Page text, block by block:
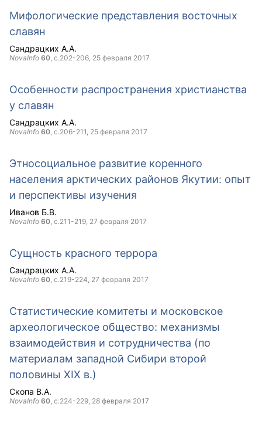
Мифологические представления восточных
славян
Сандрацких А.А.
NovaInfo 60, с.202-206, 25 февраля 2017
Особенности распространения христианства
у славян
Сандрацких А.А.
NovaInfo 60, с.206-211, 25 февраля 2017
Этносоциальное развитие коренного
населения арктических районов Якутии: опыт
и перспективы изучения
Иванов Б.В.
NovaInfo 60, с.211-219, 27 февраля 2017
Сущность красного террора
Сандрацких А.А.
NovaInfo 60, с.219-224, 27 февраля 2017
Статистические комитеты и московское
археологическое общество: механизмы
взаимодействия и сотрудничества (по
материалам западной Сибири второй
половины XIX в.)
Скопа В.А.
NovaInfo 60, с.224-229, 28 февраля 2017